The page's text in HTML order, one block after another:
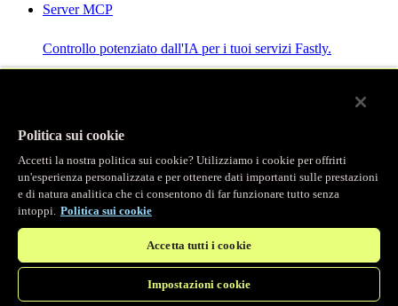
Server MCP
Controllo potenziato dall'IA per i tuoi servizi Fastly.
Main menu
/ Prodotti
Osservabilità
Logging in tempo reale
Politica sui cookie
Accetti la nostra politica sui cookie? Utilizziamo i cookie per offrirti
un'esperienza personalizzata e per ottenere dati importanti sulle prestazioni
e di natura analitica che ci consentono di far funzionare tutto senza
intoppi. Politica sui cookie
Accetta tutti i cookie
Impostazioni cookie